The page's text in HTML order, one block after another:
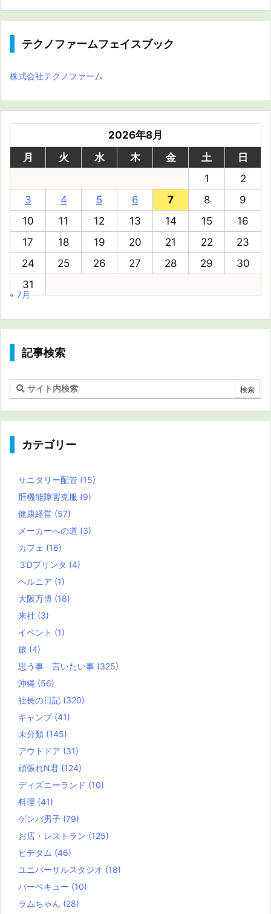
テクノファームフェイスブック
株式会社テクノファーム
2026年8月
月
火 水 木 金 土
日
1
2
3
4 5 6 7 8
9
10
11 12 13 14 15
16
17
18 19 20 21 22
23
24
25 26 27 28 29
30
31
« 7月
記事検索
カテゴリー
サニタリー配管 (15)
肝機能障害克服 (9)
健康経営 (57)
メーカーへの道 (3)
カフェ (16)
３Dプリンタ (4)
ヘルニア (1)
大阪万博 (18)
来社 (3)
イベント (1)
旅 (4)
思う事 言いたい事 (325)
沖縄 (56)
社長の日記 (320)
キャンプ (41)
未分類 (145)
アウトドア (31)
頑張れN君 (124)
ディズニーランド (10)
料理 (41)
ゲンバ男子 (79)
お店・レストラン (125)
ヒデタム (46)
ユニバーサルスタジオ (18)
バーベキュー (10)
ラムちゃん (28)